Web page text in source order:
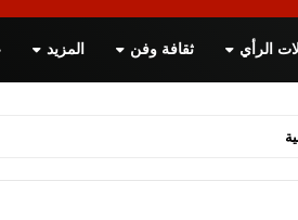
الرأي ثقافة وفن المزيد